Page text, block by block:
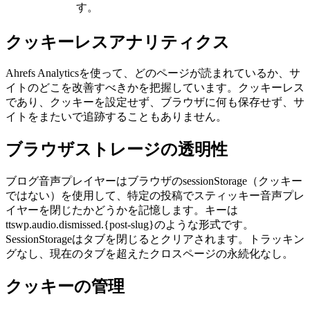
す。
クッキーレスアナリティクス
Ahrefs Analyticsを使って、どのページが読まれているか、サ
イトのどこを改善すべきかを把握しています。クッキーレス
であり、クッキーを設定せず、ブラウザに何も保存せず、サ
イトをまたいで追跡することもありません。
ブラウザストレージの透明性
ブログ音声プレイヤーはブラウザのsessionStorage（クッキー
ではない）を使用して、特定の投稿でスティッキー音声プレ
イヤーを閉じたかどうかを記憶します。キーは
ttswp.audio.dismissed.{post-slug}のような形式です。
SessionStorageはタブを閉じるとクリアされます。トラッキン
グなし、現在のタブを超えたクロスページの永続化なし。
クッキーの管理